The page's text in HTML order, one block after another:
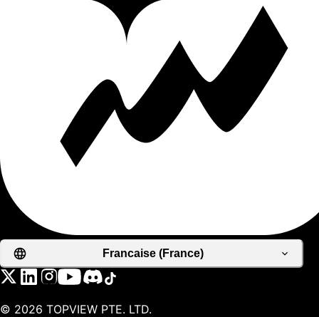
Francaise (France)
© 2026 TOPVIEW PTE. LTD.